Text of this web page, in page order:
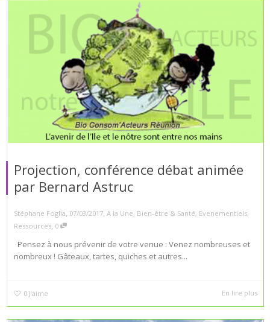
Projection, conférence débat animée
par Bernard Astruc
Stéphane Foglia, 07/03/2017, A la Une, Bien-être & Santé, Evenementiels,
Ressources, 0
Pensez à nous prévenir de votre venue : Venez nombreuses et
nombreux ! Gâteaux, tartes, quiches et autres...
0 J’aime En lire plus